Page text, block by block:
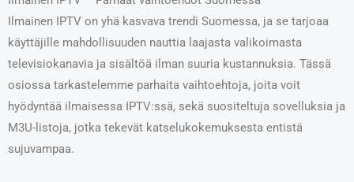
Ilmainen IPTV on yhä kasvava trendi Suomessa, ja se tarjoaa
käyttäjille mahdollisuuden nauttia laajasta valikoimasta
televisiokanavia ja sisältöä ilman suuria kustannuksia. Tässä
osiossa tarkastelemme parhaita vaihtoehtoja, joita voit
hyödyntää ilmaisessa IPTV:ssä, sekä suositeltuja sovelluksia ja
M3U-listoja, jotka tekevät katselukokemuksesta entistä
sujuvampaa.